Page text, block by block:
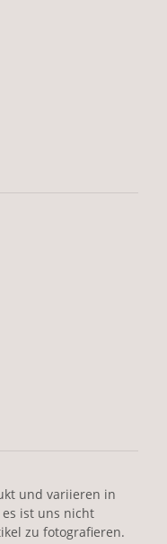
und variieren in
ist uns nicht
zu fotografieren.